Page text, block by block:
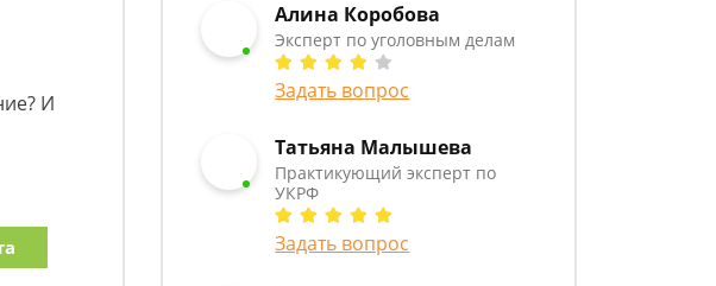
И
Алина Коробова
Эксперт по уголовным делам
Задать вопрос
Татьяна Малышева
Практикующий эксперт по
УКРФ
Задать вопрос